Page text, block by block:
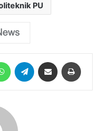
PU
WhatsAppTelegram Share via Email